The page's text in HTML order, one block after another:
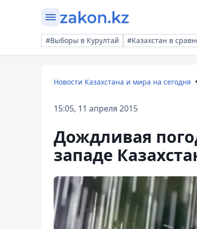
#Выборы в Курултай #Казахстан в
Новости Казахстана и мира на сегодня
15:05, 11 апреля 2015
Дождливая
западе